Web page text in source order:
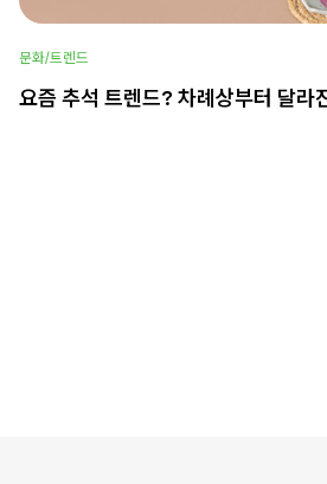
문화/트렌드
요즘 추석 트렌드? 차례상부터 달라